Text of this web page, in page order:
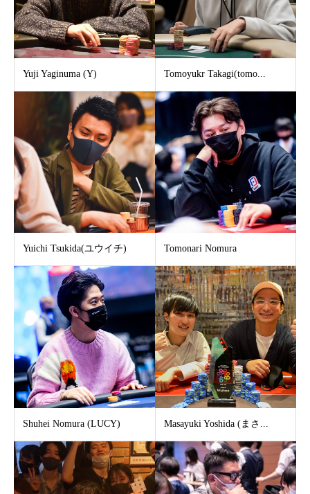
Yuji Yaginuma (Y) Tomoyukr Takagi(tomo...
Yuichi Tsukida(ユウイチ) Tomonari Nomura
Shuhei Nomura (LUCY) Masayuki Yoshida (まさ...